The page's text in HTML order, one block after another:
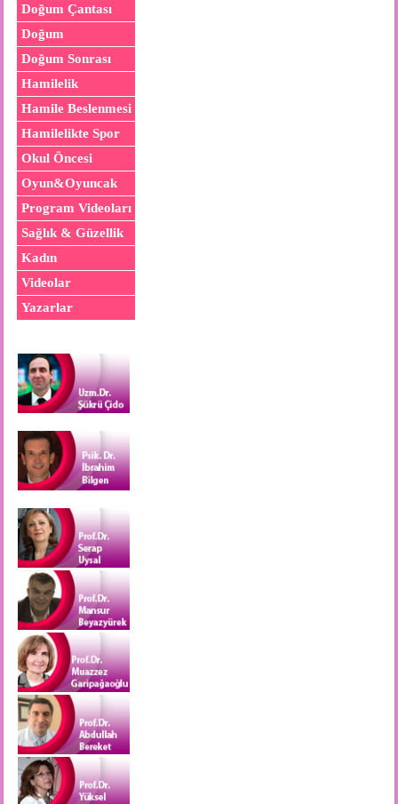
Doğum Çantası
Doğum
Doğum Sonrası
Hamilelik
Hamile Beslenmesi
Hamilelikte Spor
Okul Öncesi
Oyun&Oyuncak
Program Videoları
Sağlık & Güzellik
Kadın
Videolar
Yazarlar